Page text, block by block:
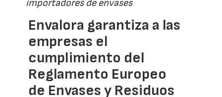
importadores de envases
Envalora garantiza a las
empresas el
cumplimiento del
Reglamento Europeo
de Envases y Residuos